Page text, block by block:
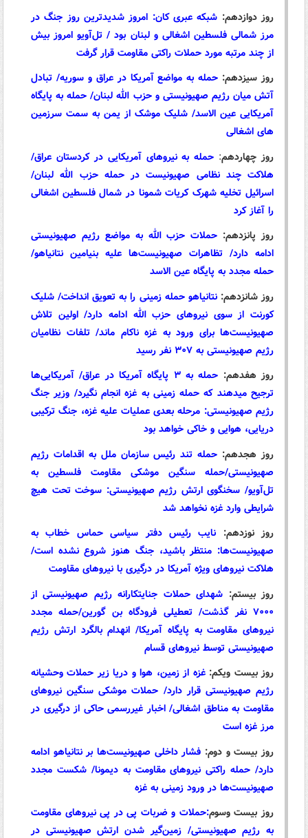
روز دوازدهم: شبکه عبری کان: امروز شدیدترین روز جنگ در
مرز شمالی فلسطین اشغالی و لبنان بود / تل‌آویو امروز بیش
از چند مرتبه مورد حملات راکتی مقاومت قرار گرفت
روز سیزدهم: حمله به مواضع آمریکا در عراق و سوریه/ تبادل
آتش میان رژیم صهیونیستی و حزب الله لبنان/ حمله به پایگاه
آمریکایی عین الاسد/ شلیک موشک از یمن به سمت سرزمین
های اشغالی
روز چهاردهم: حمله به نیروهای آمریکایی در کردستان عراق/
هلاکت چند نظامی صهیونیست در حمله حزب الله لبنان/
اسرائیل تخلیه شهرک کریات شمونا در شمال فلسطین اشغالی
را آغاز کرد
روز پانزدهم: حملات حزب الله به مواضع رژیم صهیونیستی
ادامه دارد/ تظاهرات صهیونیست‌ها علیه بنیامین نتانیاهو/
حمله مجدد به پایگاه عین الاسد
روز شانزدهم: نتانیاهو حمله زمینی را به تعویق انداخت/ شلیک
کورنت از سوی نیروهای حزب الله ادامه دارد/ اولین تلاش
صهیونیست‌ها برای ورود به غزه ناکام ماند/ تلفات نظامیان
رژیم صهیونیستی به ۳۰۷ نفر رسید
روز هفدهم:
حمله به ۳ پایگاه‌ آمریکا در عراق/ آمریکایی‌ها
ترجیح میدهند که حمله زمینی به غزه انجام نگیرد/ وزیر جنگ
رژیم صهیونیستی: مرحله بعدی عملیات علیه غزه، جنگ ترکیبی
دریایی، هوایی و خاکی خواهد بود
روز هجدهم: حمله تند رئیس سازمان ملل به اقدامات رژیم
صهیونیستی/حمله سنگین موشکی مقاومت فلسطین به
تل‌آویو/ سخنگوی ارتش رژیم صهیونیستی: سوخت تحت هیچ
شرایطی وارد غزه نخواهد شد
روز نوزدهم: نایب رئیس دفتر سیاسی حماس خطاب به
صهیونیست‌ها: منتظر باشید، جنگ هنوز شروع نشده است/
هلاکت نیروهای ویژه آمریکا در درگیری با نیروهای مقاومت
روز بیستم: شهدای حملات جنایتکارانه رژیم صهیونیستی از
۷۰۰۰ نفر گذشت/ تعطیلی فرودگاه بن گورین/حمله مجدد
نیروهای مقاومت به پایگاه آمریکا/ انهدام بالگرد ارتش رژیم
صهیونیستی توسط نیروهای قسام
روز بیست‌ ویکم:غزه از زمین، هوا و دریا زیر حملات وحشیانه
رژیم صهیونیستی قرار دارد/ حملات موشکی سنگین نیروهای
مقاومت به مناطق اشغالی/ اخبار غیررسمی حاکی از درگیری در
مرز غزه است
روز بیست‌ و دوم: فشار داخلی صهیونیست‌ها بر نتانیاهو ادامه
دارد/ حمله راکتی نیروهای مقاومت به دیمونا/ شکست مجدد
صهیونیست‌ها در ورود زمینی به غزه
روز بیست‌ وسوم:حملات و ضربات پی در پی نیروهای مقاومت
به رژیم صهیونیستی/ زمین‌گیر شدن ارتش صهیونیستی در